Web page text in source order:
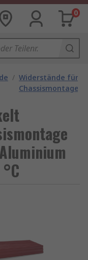
0
/ Widerstände für
Chassismontage